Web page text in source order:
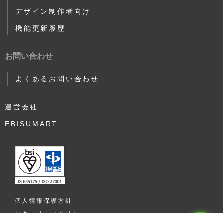
デザイン制作者向け
機能更新履歴
お問い合わせ
よくあるお問い合わせ
運営会社
EBISUMART
個人情報保護方針